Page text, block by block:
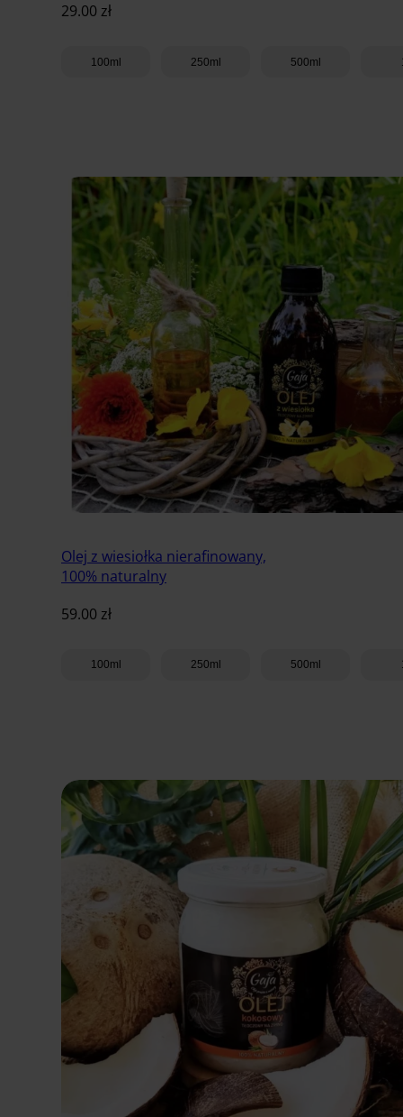
29.00 zł
100ml 250ml 500ml
Olej z wiesiołka nierafinowany,
100% naturalny
59.00 zł
100ml 250ml 500ml